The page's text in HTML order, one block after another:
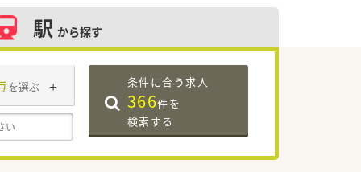
駅 から探す
を選ぶ 条件に合う求人
366件を
検索する